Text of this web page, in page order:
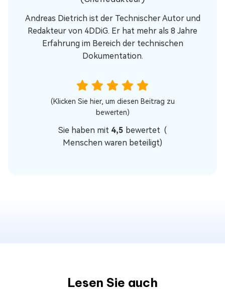
Andreas Dietrich ist der Technischer Autor und
Redakteur von 4DDiG. Er hat mehr als 8 Jahre
Erfahrung im Bereich der technischen
Dokumentation.
(Klicken Sie hier, um diesen Beitrag zu
bewerten)
Sie haben mit 4,5 bewertet (
Menschen waren beteiligt)